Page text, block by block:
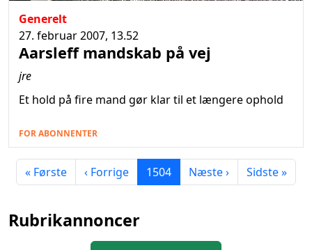
Generelt
27. februar 2007, 13.52
Aarsleff mandskab på vej
jre
Et hold på fire mand gør klar til et længere ophold
FOR ABONNENTER
« Første ‹ Forrige 1504 Næste › Sidste »
Rubrikannoncer